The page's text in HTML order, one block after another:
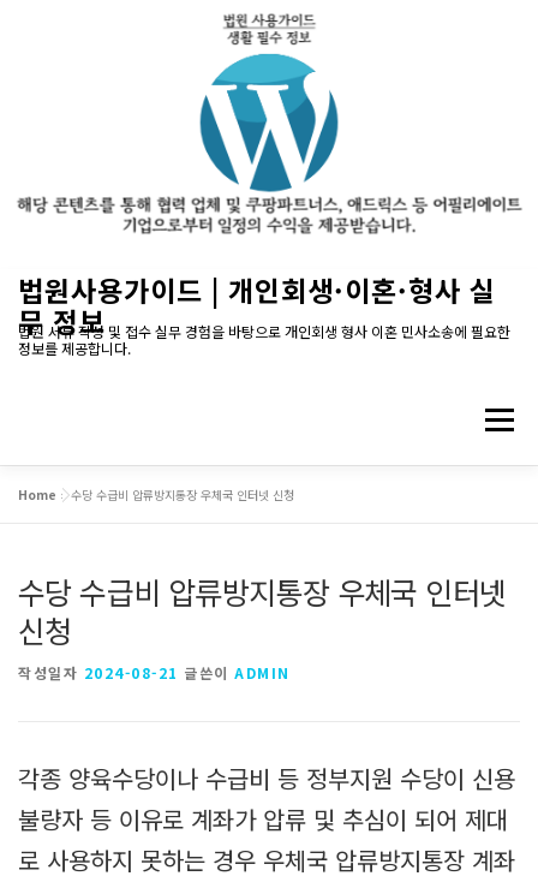
법원사용가이드 | 개인회생·이혼·형사 실
무 정보
법원 서류 작성 및 접수 실무 경험을 바탕으로 개인회생 형사 이혼 민사소송에 필요한
정보를 제공합니다.
메뉴
Home »수당 수급비 압류방지통장 우체국 인터넷 신청
수당 수급비 압류방지통장 우체국 인터넷
신청
작성일자 2024-08-21 글쓴이 ADMIN
각종 양육수당이나 수급비 등 정부지원 수당이 신용
불량자 등 이유로 계좌가 압류 및 추심이 되어 제대
로 사용하지 못하는 경우 우체국 압류방지통장 계좌